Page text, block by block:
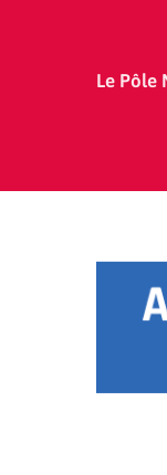
Le Pôle